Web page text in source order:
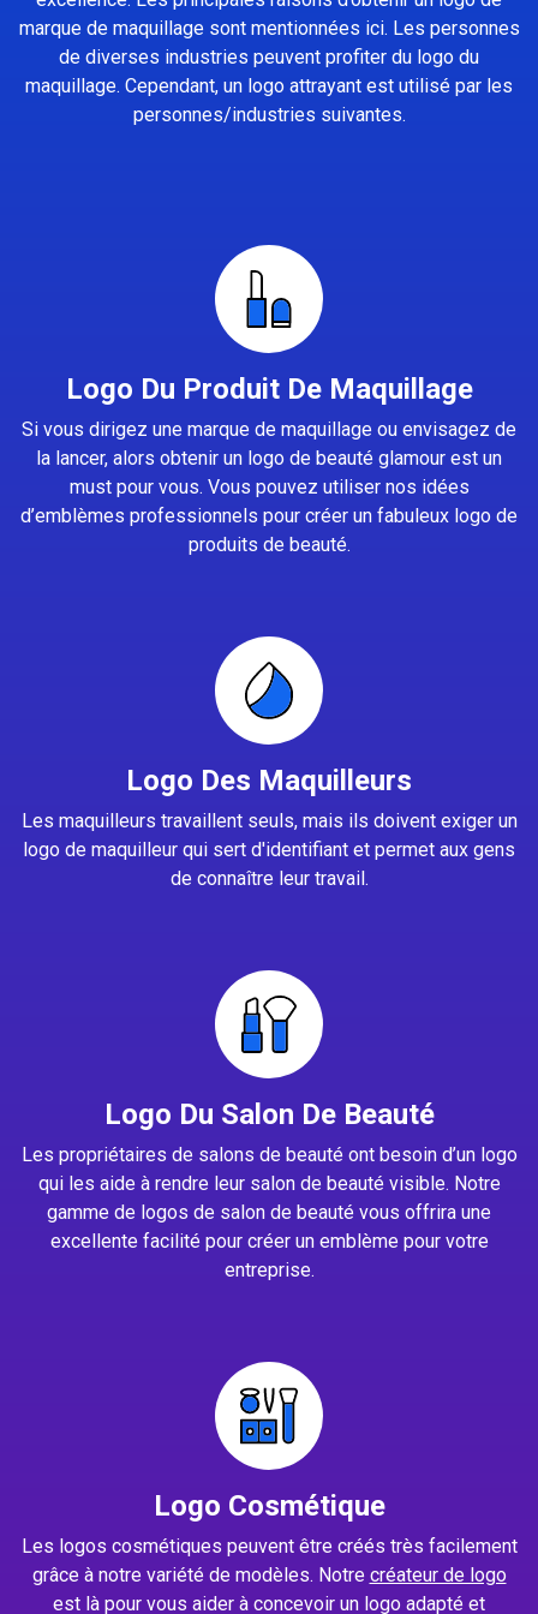
marque de maquillage sont mentionnées ici. Les personnes
de diverses industries peuvent profiter du logo du
maquillage. Cependant, un logo attrayant est utilisé par les
personnes/industries suivantes.
Logo Du Produit De Maquillage
Si vous dirigez une marque de maquillage ou envisagez de
la lancer, alors obtenir un logo de beauté glamour est un
must pour vous. Vous pouvez utiliser nos idées
d’emblèmes professionnels pour créer un fabuleux logo de
produits de beauté.
Logo Des Maquilleurs
Les maquilleurs travaillent seuls, mais ils doivent exiger un
logo de maquilleur qui sert d'identifiant et permet aux gens
de connaître leur travail.
Logo Du Salon De Beauté
Les propriétaires de salons de beauté ont besoin d’un logo
qui les aide à rendre leur salon de beauté visible. Notre
gamme de logos de salon de beauté vous offrira une
excellente facilité pour créer un emblème pour votre
entreprise.
Logo Cosmétique
Les logos cosmétiques peuvent être créés très facilement
grâce à notre variété de modèles. Notre créateur de logo
est là pour vous aider à concevoir un logo adapté et